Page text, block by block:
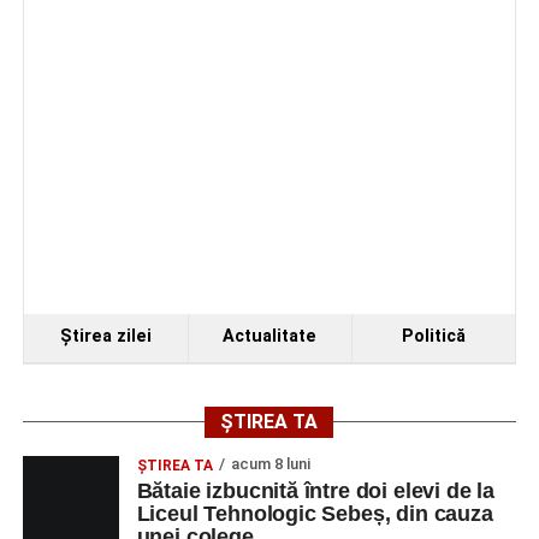
Ştirea zilei Actualitate Politică
ȘTIREA TA
ŞTIREA TA acum 8 luni
Bătaie izbucnită între doi elevi de la
Liceul Tehnologic Sebeș, din cauza